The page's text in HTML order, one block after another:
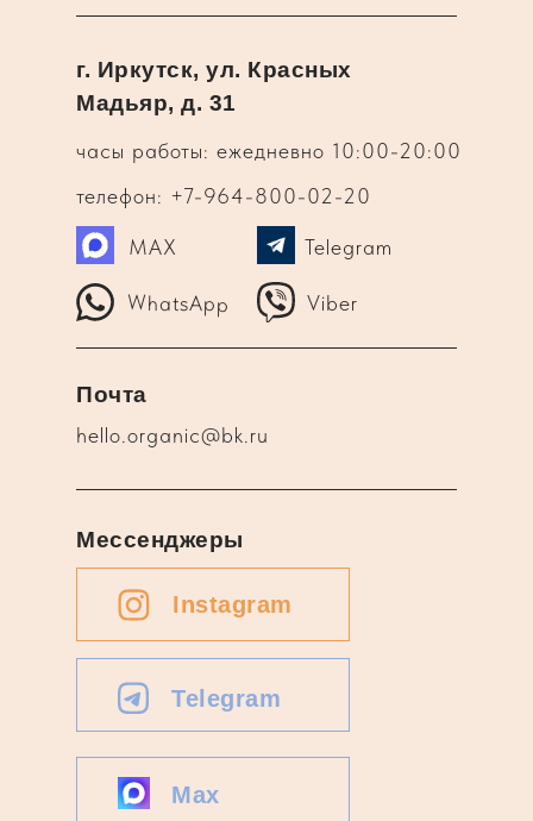
часы работы: ежедневно 10:00-20:00
г. Иркутск, ул. Красных
Мадьяр, д. 31
телефон: +7-964-800-02-20
WhatsApp Viber
Telegram
MAX
hello.organic@bk.ru
Почта
Instagram
Telegram
Max
Мессенджеры